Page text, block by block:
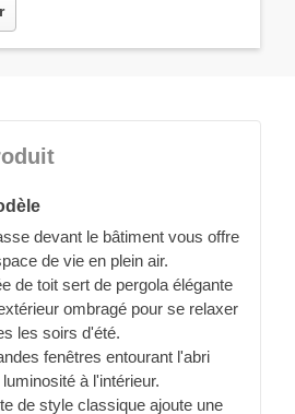
devant le bâtiment vous offre
de vie en plein air.
de toit sert de pergola élégante
ombragé pour se relaxer
les soirs d'été.
fenêtres entourant l'abri
à l'intérieur.
de style classique ajoute une